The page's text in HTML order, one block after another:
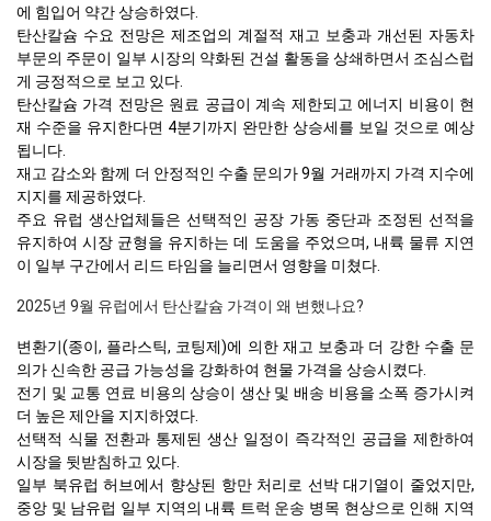
에 힘입어 약간 상승하였다.
탄산칼슘 수요 전망은 제조업의 계절적 재고 보충과 개선된 자동차
부문의 주문이 일부 시장의 약화된 건설 활동을 상쇄하면서 조심스럽
게 긍정적으로 보고 있다.
탄산칼슘 가격 전망은 원료 공급이 계속 제한되고 에너지 비용이 현
재 수준을 유지한다면 4분기까지 완만한 상승세를 보일 것으로 예상
됩니다.
재고 감소와 함께 더 안정적인 수출 문의가 9월 거래까지 가격 지수에
지지를 제공하였다.
주요 유럽 생산업체들은 선택적인 공장 가동 중단과 조정된 선적을
유지하여 시장 균형을 유지하는 데 도움을 주었으며, 내륙 물류 지연
이 일부 구간에서 리드 타임을 늘리면서 영향을 미쳤다.
2025년 9월 유럽에서 탄산칼슘 가격이 왜 변했나요?
변환기(종이, 플라스틱, 코팅제)에 의한 재고 보충과 더 강한 수출 문
의가 신속한 공급 가능성을 강화하여 현물 가격을 상승시켰다.
전기 및 교통 연료 비용의 상승이 생산 및 배송 비용을 소폭 증가시켜
더 높은 제안을 지지하였다.
선택적 식물 전환과 통제된 생산 일정이 즉각적인 공급을 제한하여
시장을 뒷받침하고 있다.
일부 북유럽 허브에서 향상된 항만 처리로 선박 대기열이 줄었지만,
중앙 및 남유럽 일부 지역의 내륙 트럭 운송 병목 현상으로 인해 지역